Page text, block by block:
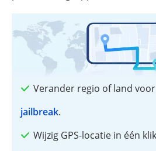
Verander regio of land
jailbreak.
Wijzig GPS-locatie in één